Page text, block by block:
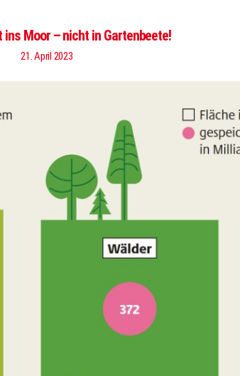
ins Moor – nicht in Gartenbeete!
21. April 2023